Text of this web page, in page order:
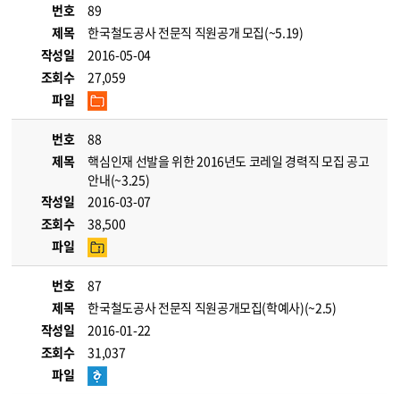
번호
89
제목
한국철도공사 전문직 직원공개 모집(~5.19)
작성일
2016-05-04
조회수
27,059
파일
번호
88
제목
핵심인재 선발을 위한 2016년도 코레일 경력직 모집 공고
안내(~3.25)
작성일
2016-03-07
조회수
38,500
파일
번호
87
제목
한국철도공사 전문직 직원공개모집(학예사)(~2.5)
작성일
2016-01-22
조회수
31,037
파일